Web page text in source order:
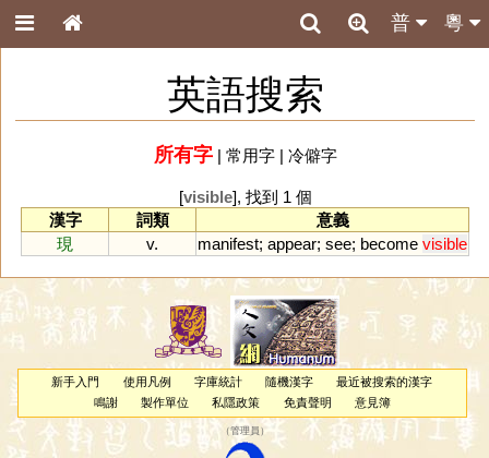
粵
普
英語搜索
所有字| 常用字| 冷僻字
[visible], 找到 1 個
漢字
詞類
意義
現
v. manifest; appear; see; become visible
新手入門 使用凡例 字庫統計 隨機漢字
最近被搜索的漢字
鳴謝
製作單位 私隱政策 免責聲明 意見簿
（管理員 ）